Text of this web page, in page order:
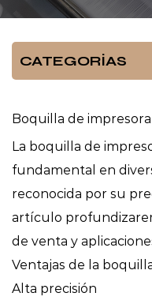
CATEGORÍAS
Boquilla de impresora
La boquilla de
fundamental en
reconocida por su
artículo
de venta y
Ventajas de la
Alta precisión